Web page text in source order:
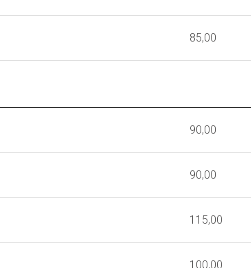
85,00
90,00
90,00
115,00
100,00